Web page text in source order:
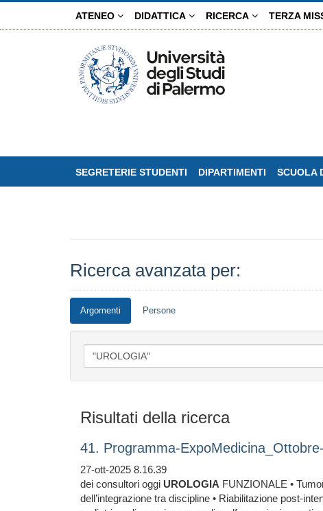
ATENEO DIDATTICA RICERCA TERZA
SEGRETERIE STUDENTI DIPARTIMENTI SCUOLA
Ricerca avanzata per:
Argomenti Persone
Risultati della ricerca
41. Programma-
27-ott-2025 8.16.39
dei consultori oggi UROLOGIA FUNZIONALE •
dell’integrazione tra discipline • Riabilitazione post-